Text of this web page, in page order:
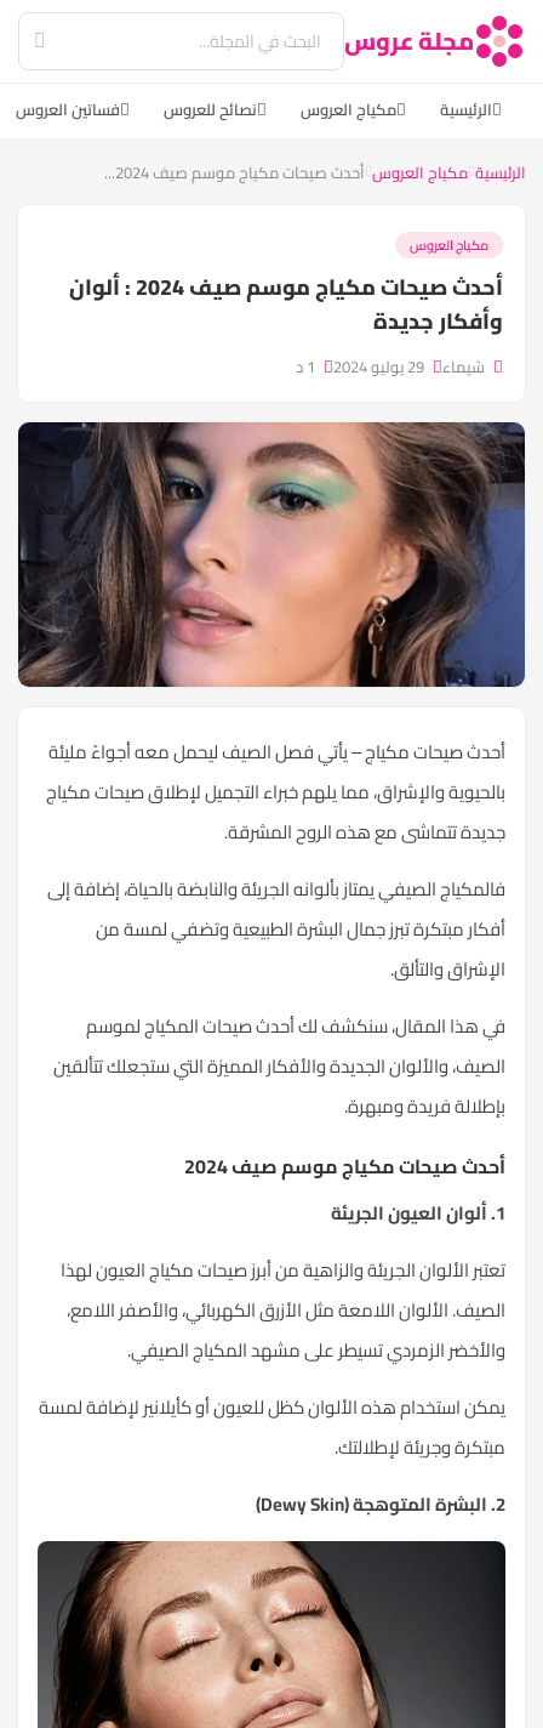
مجلة عروس
الرئيسية مكياج العروس نصائح للعروس فساتين العروس
الرئيسية مكياج العروس أحدث صيحات مكياج موسم صيف 2024...
مكياج العروس
أحدث صيحات مكياج موسم صيف 2024 : ألوان
وأفكار جديدة
شيماء
أحدث صيحات مكياج – يأتي فصل الصيف ليحمل معه أجواءً مليئة
بالحيوية والإشراق، مما يلهم خبراء التجميل لإطلاق صيحات مكياج
جديدة تتماشى مع هذه الروح المشرقة.
فالمكياج الصيفي يمتاز بألوانه الجريئة والنابضة بالحياة، إضافة إلى
أفكار مبتكرة تبرز جمال البشرة الطبيعية وتضفي لمسة من
الإشراق والتألق.
في هذا المقال، سنكشف لك أحدث صيحات المكياج لموسم
الصيف، والألوان الجديدة والأفكار المميزة التي ستجعلك تتألقين
بإطلالة فريدة ومبهرة.
أحدث صيحات مكياج موسم صيف 2024
1. ألوان العيون الجريئة
تعتبر الألوان الجريئة والزاهية من أبرز صيحاتمكياج العيونلهذا
الصيف. الألوان اللامعة مثل الأزرق الكهربائي، والأصفر اللامع،
والأخضر الزمردي تسيطر على مشهد المكياج الصيفي.
يمكن استخدام هذه الألوان كظل للعيون أو كأيلانير لإضافة لمسة
مبتكرة وجريئة لإطلالتك.
2. البشرة المتوهجة (Dewy Skin)